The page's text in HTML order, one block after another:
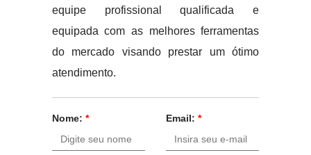
equipe profissional qualificada e
equipada com as melhores ferramentas
do mercado visando prestar um ótimo
atendimento.
Nome: * Email: *